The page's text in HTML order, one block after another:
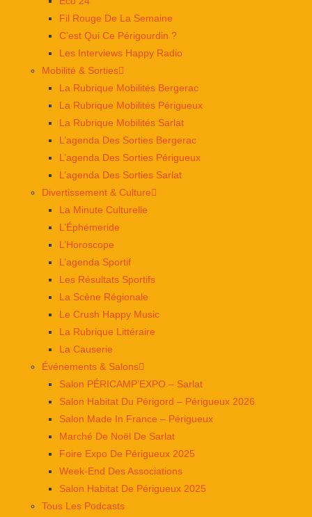
Fil Rouge De La Semaine
C’est Qui Ce Périgourdin ?
Les Interviews Happy Radio
Mobilité & Sorties
La Rubrique Mobilités Bergerac
La Rubrique Mobilités Périgueux
La Rubrique Mobilités Sarlat
L’agenda Des Sorties Bergerac
L’agenda Des Sorties Périgueux
L’agenda Des Sorties Sarlat
Divertissement & Culture
La Minute Culturelle
L’Éphémeride
L’Horoscope
L’agenda Sportif
Les Résultats Sportifs
La Scène Régionale
Le Crush Happy Music
La Rubrique Littéraire
La Causerie
Événements & Salons
Salon PÉRICAMP’EXPO – Sarlat
Salon Habitat Du Périgord – Périgueux 2026
Salon Made In France – Périgueux
Marché De Noël De Sarlat
Foire Expo De Périgueux 2025
Week-End Des Associations
Salon Habitat De Périgueux 2025
Tous Les Podcasts